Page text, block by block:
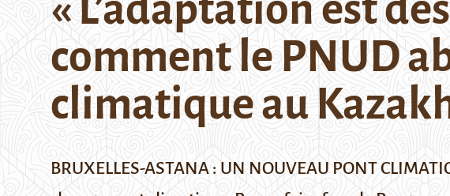
« L’adaptation est
comment le PNUD
climatique au
BRUXELLES-ASTANA : UN NOUVEAU PONT